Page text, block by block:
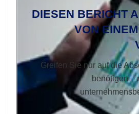
DIESEN BERICHT
VON
Greifen Sie nur auf die
benötigen –